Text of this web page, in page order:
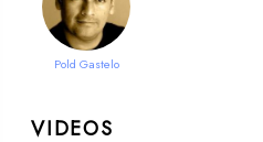
Pold Gastelo
VIDEOS